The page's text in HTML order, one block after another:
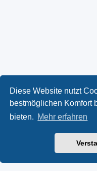
Diese Website nutzt
bestmöglichen Komfort
bieten. Mehr erfahren